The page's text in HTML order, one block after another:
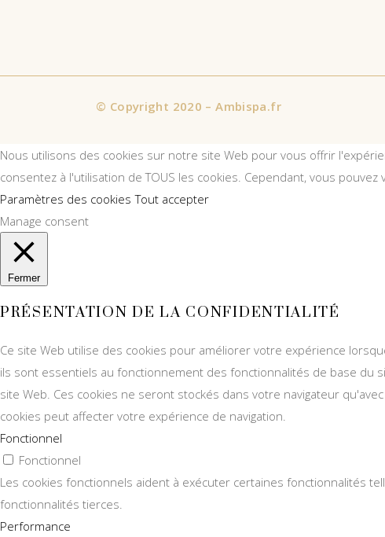
© Copyright 2020 – Ambispa.fr
Nous utilisons des cookies sur notre site Web pour vous offrir
consentez à l'utilisation de TOUS les cookies. Cependant, vous
Paramètres des cookies Tout accepter
Manage consent
Fermer
PRÉSENTATION DE LA CONFIDENTIALITÉ
Ce site Web utilise des cookies pour améliorer votre expérience
ils sont essentiels au fonctionnement des fonctionnalités de base du
site Web. Ces cookies ne seront stockés dans votre navigateur
cookies peut affecter votre expérience de navigation.
Fonctionnel
Fonctionnel
Les cookies fonctionnels aident à exécuter certaines fonctionnalités
fonctionnalités tierces.
Performance